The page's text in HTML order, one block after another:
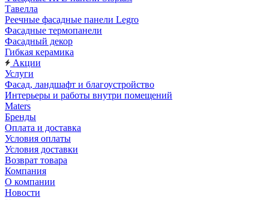
Тавелла
Реечные фасадные панели Legro
Фасадные термопанели
Фасадный декор
Гибкая керамика
Акции
Услуги
Фасад, ландшафт и благоустройство
Интерьеры и работы внутри помещений
Maters
Бренды
Оплата и доставка
Условия оплаты
Условия доставки
Возврат товара
Компания
О компании
Новости